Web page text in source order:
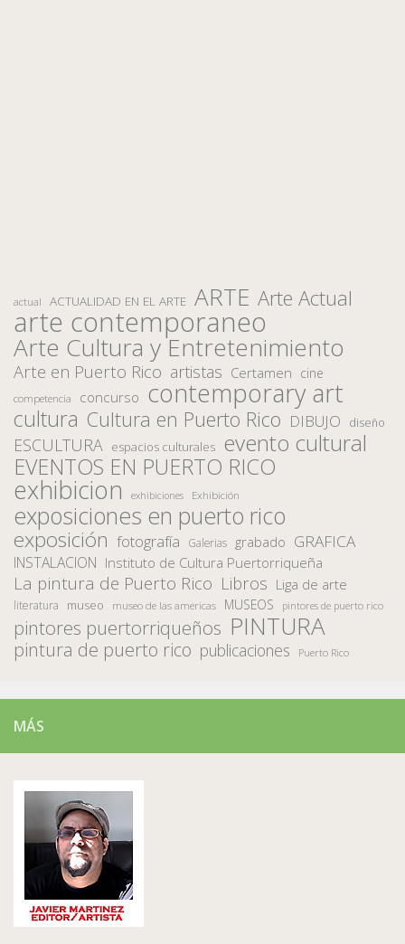
actual ACTUALIDAD EN EL ARTE ARTE Arte Actual
arte contemporaneo
Arte Cultura y Entretenimiento
Arte en Puerto Rico artistas Certamen cine
competencia concurso contemporary art
cultura Cultura en Puerto Rico DIBUJO diseño
ESCULTURA espacios culturales evento cultural
EVENTOS EN PUERTO RICO
exhibicion exhibiciones Exhibición
exposiciones en puerto rico
exposición fotografía Galerias grabado GRAFICA
INSTALACION Instituto de Cultura Puertorriqueña
La pintura de Puerto Rico Libros Liga de arte
literatura museo museo de las americas MUSEOS pintores de puerto rico
pintores puertorriqueños PINTURA
pintura de puerto rico publicaciones Puerto Rico
MÁS